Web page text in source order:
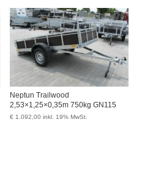
Neptun Trailwood
2,53×1,25×0,35m 750kg GN115
€ 1.092,00 inkl. 19% MwSt.